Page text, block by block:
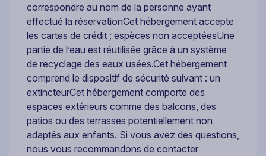
correspondre au nom de la personne ayant
effectué la réservationCet hébergement accepte
les cartes de crédit ; espèces non acceptéesUne
partie de l’eau est réutilisée grâce à un système
de recyclage des eaux usées.Cet hébergement
comprend le dispositif de sécurité suivant : un
extincteurCet hébergement comporte des
espaces extérieurs comme des balcons, des
patios ou des terrasses potentiellement non
adaptés aux enfants. Si vous avez des questions,
nous vous recommandons de contacter